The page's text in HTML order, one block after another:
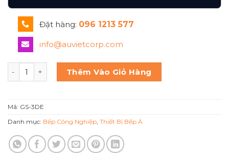
Đặt hàng: 096 1213 577
info@auvietcorp.com
Tủ hấp công nghiệp 3 ngăn Gs-3de Koliton số lượng
Thêm Vào Giỏ Hàng
Mã: GS-3DE
Danh mục: Bếp Công Nghiệp Thiết Bị Bếp Á